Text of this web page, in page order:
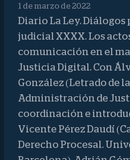
1 de marzo de 2022
Diario La Ley. Diálogos
judicial XXXX. Los
comunicación en el
Justicia Digital. Con
González (Letrado de la
Administración de
coordinación e
Vicente Pérez Daudí
Derecho Procesal.